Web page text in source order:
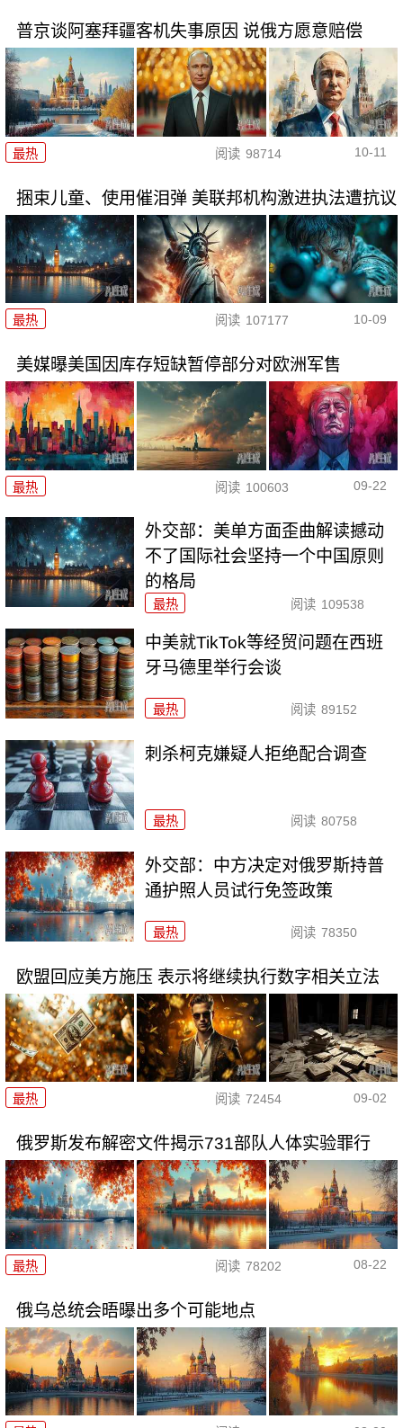
普京谈阿塞拜疆客机失事原因 说俄方愿意赔偿
最热 阅读 98714 10-11
捆束儿童、使用催泪弹 美联邦机构激进执法遭抗议
最热 阅读 107177 10-09
美媒曝美国因库存短缺暂停部分对欧洲军售
最热 阅读 100603 09-22
外交部：美单方面歪曲解读撼动
不了国际社会坚持一个中国原则
的格局
最热 阅读 109538
中美就TikTok等经贸问题在西班
牙马德里举行会谈
最热 阅读 89152
刺杀柯克嫌疑人拒绝配合调查
最热 阅读 80758
外交部：中方决定对俄罗斯持普
通护照人员试行免签政策
最热 阅读 78350
欧盟回应美方施压 表示将继续执行数字相关立法
最热 阅读 72454 09-02
俄罗斯发布解密文件揭示731部队人体实验罪行
最热 阅读 78202 08-22
俄乌总统会晤曝出多个可能地点